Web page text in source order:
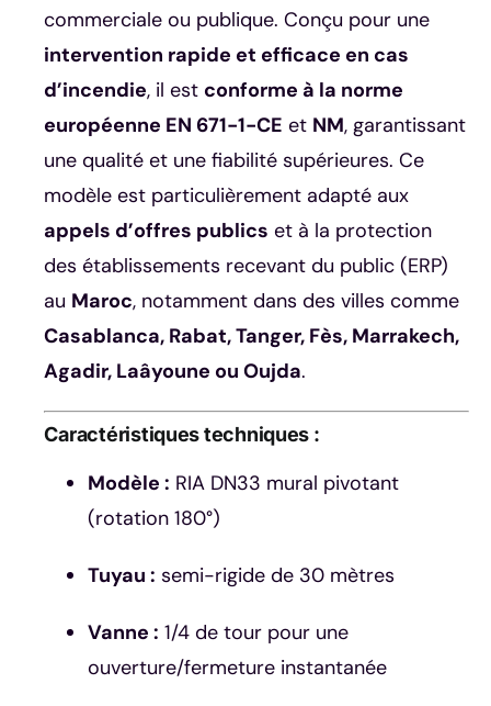
commerciale ou publique. Conçu pour une
intervention rapide et efficace en cas
d’incendie, il est conforme à la norme
européenne EN 671-1-CE et NM, garantissant
une qualité et une fiabilité supérieures. Ce
modèle est particulièrement adapté aux
appels d’offres publics et à la protection
des établissements recevant du public (ERP)
au Maroc, notamment dans des villes comme
Casablanca, Rabat, Tanger, Fès, Marrakech,
Agadir, Laâyoune ou Oujda.
Caractéristiques techniques :
Modèle : RIA DN33 mural pivotant
(rotation 180°)
Tuyau : semi-rigide de 30 mètres
Vanne : 1/4 de tour pour une
ouverture/fermeture instantanée